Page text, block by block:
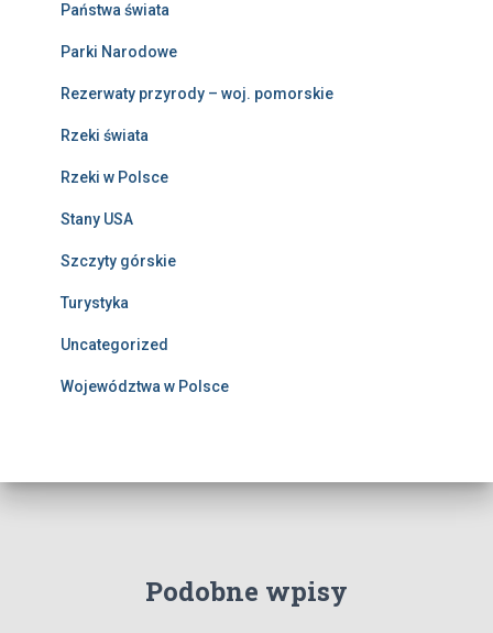
Państwa świata
Parki Narodowe
Rezerwaty przyrody – woj. pomorskie
Rzeki świata
Rzeki w Polsce
Stany USA
Szczyty górskie
Turystyka
Uncategorized
Województwa w Polsce
Podobne wpisy